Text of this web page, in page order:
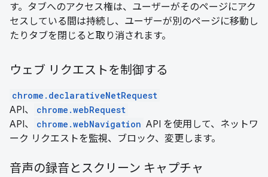
す。タブへのアクセス権は、ユーザーがそのページにアク
セスしている間は持続し、ユーザーが別のページに移動し
たりタブを閉じると取り消されます。
ウェブ リクエストを制御する
chrome.declarativeNetRequest
API、 chrome.webRequest
API、 chrome.webNavigation API を使用して、ネットワ
ーク リクエストを監視、ブロック、変更します。
音声の録音とスクリーン キャプチャ